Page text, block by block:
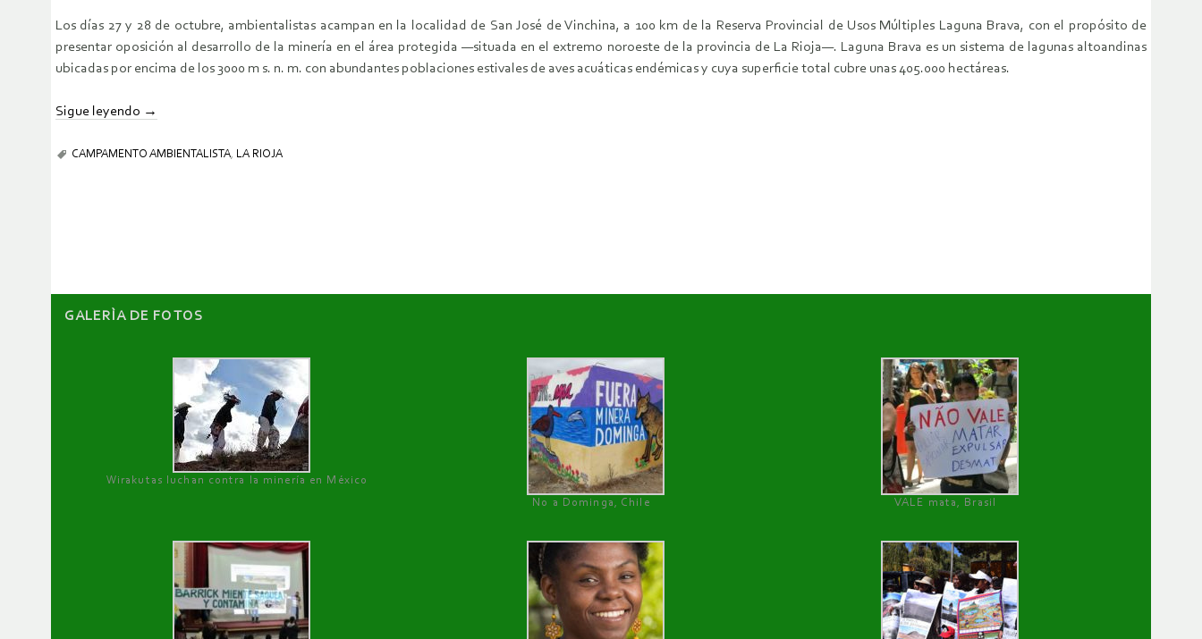
Los días 27 y 28 de octubre, ambientalistas acampan en la localidad de San José de Vinchina, a 100 km de la Reserva Provincial de Usos Múltiples Laguna Brava, con el propósito de
presentar oposición al desarrollo de la minería en el área protegida —situada en el extremo noroeste de la provincia de La Rioja—. Laguna Brava es un sistema de lagunas altoandinas
ubicadas por encima de los 3000 m s. n. m. con abundantes poblaciones estivales de aves acuáticas endémicas y cuya superficie total cubre unas 405.000 hectáreas.
Sigue leyendo →
CAMPAMENTO AMBIENTALISTA, LA RIOJA
GALERÌA DE FOTOS
Wirakutas luchan contra la minería en México
No a Dominga, Chile
VALE mata, Brasil